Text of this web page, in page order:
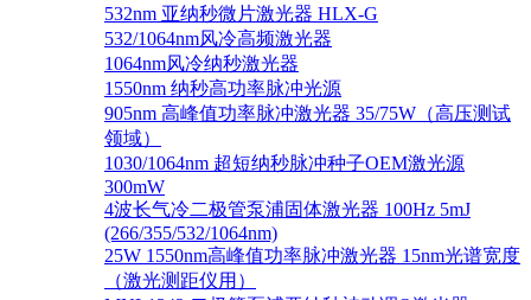
532nm 亚纳秒微片激光器 HLX-G
532/1064nm风冷高频激光器
1064nm风冷纳秒激光器
1550nm 纳秒高功率脉冲光源
905nm 高峰值功率脉冲激光器 35/75W（高压测试
领域）
1030/1064nm 超短纳秒脉冲种子OEM激光源
300mW
4波长气冷二极管泵浦固体激光器 100Hz 5mJ
(266/355/532/1064nm)
25W 1550nm高峰值功率脉冲激光器 15nm光谱宽度
（激光测距仪用）